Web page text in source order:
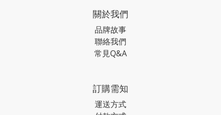
關於我們
品牌故事
聯絡我們
常見Q&A
訂購需知
運送方式